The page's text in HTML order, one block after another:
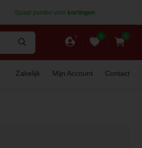
Spaar punten voor kortingen
0 0
Zakelijk Mijn Account Contact